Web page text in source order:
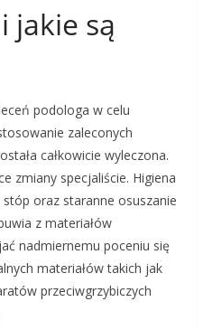
jakie są
podologa w celu
zaleconych
całkowicie wyleczona.
zmiany specjaliście. Higiena
oraz staranne osuszanie
z materiałów
nadmiernemu poceniu się
materiałów takich jak
przeciwgrzybiczych